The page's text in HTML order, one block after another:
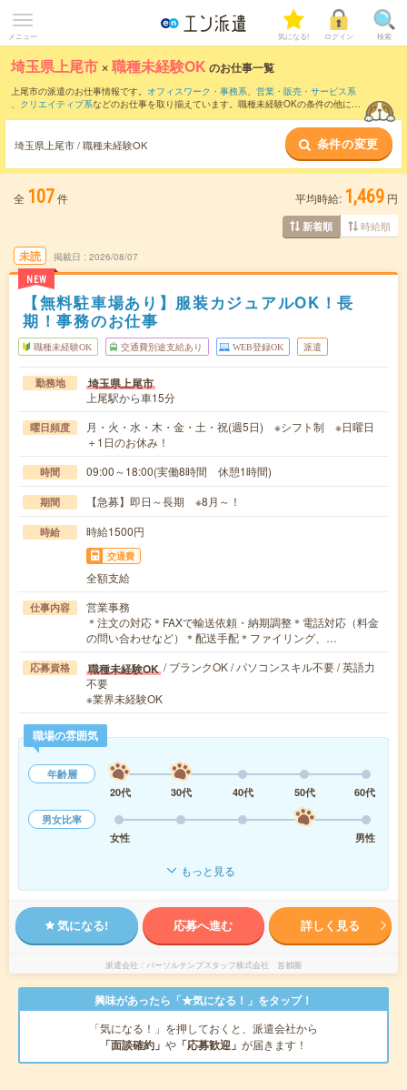
メニュー 気になる! ログイン 検索
埼玉県上尾市 ×職種未経験OK のお仕事一覧
上尾市の派遣のお仕事情報です。 オフィスワーク・事務系、 営業・販売・サービス系
、 クリエイティブ系などのお仕事を取り揃えています。職種未経験OKの条件の他に、
埼玉県上尾市 / 職種未経験OK 条件の変更
全 107件 平均時給: 1,469 円
新着順 時給順
未読
NEW
掲載日 2026/08/07
【無料駐車場あり】服装カジュアルOK！長
期！事務のお仕事
職種未経験OK 交通費別途支給あり WEB登録OK 派遣
勤務地 埼玉県上尾市
上尾駅から車15分
曜日頻度
月・火・水・木・金・土・祝(週5日) ※シフト制 ※日曜日
＋1日のお休み！
時間 09:00～18:00(実働8時間 休憩1時間)
期間 【急募】即日～長期 ※8月～！
時給 時給1500円
交通費
全額支給
仕事内容
営業事務
＊注文の対応＊FAXで輸送依頼・納期調整＊電話対応（料金
の問い合わせなど）＊配送手配＊ファイリング、…
応募資格 職種未経験OK / ブランクOK / パソコンスキル不要 / 英語力
不要
※業界未経験OK
職場の雰囲気
年齢層
20代
30代 40代 50代
60代
男女比率
女性
男性
もっと見る
気になる! 応募へ進む 詳しく見る
派遣会社 パーソルテンプスタッフ株式会社 首都圏
興味があったら「★気になる！」をタップ！
「気になる！」を押しておくと、派遣会社から
「面談確約」 や 「応募歓迎」 が届きます！